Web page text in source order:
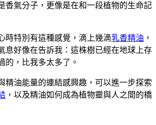
香氣分子，更像是在和一段植物的生命記
時特別有這種感覺，滴上幾滴乳香精油 ，
息好像在告訴我：這株樹已經在地球上存
的，比我多太多了。
精油能量的連結感興趣，可以進一步探索
，以及精油如何成為植物靈與人之間的橋